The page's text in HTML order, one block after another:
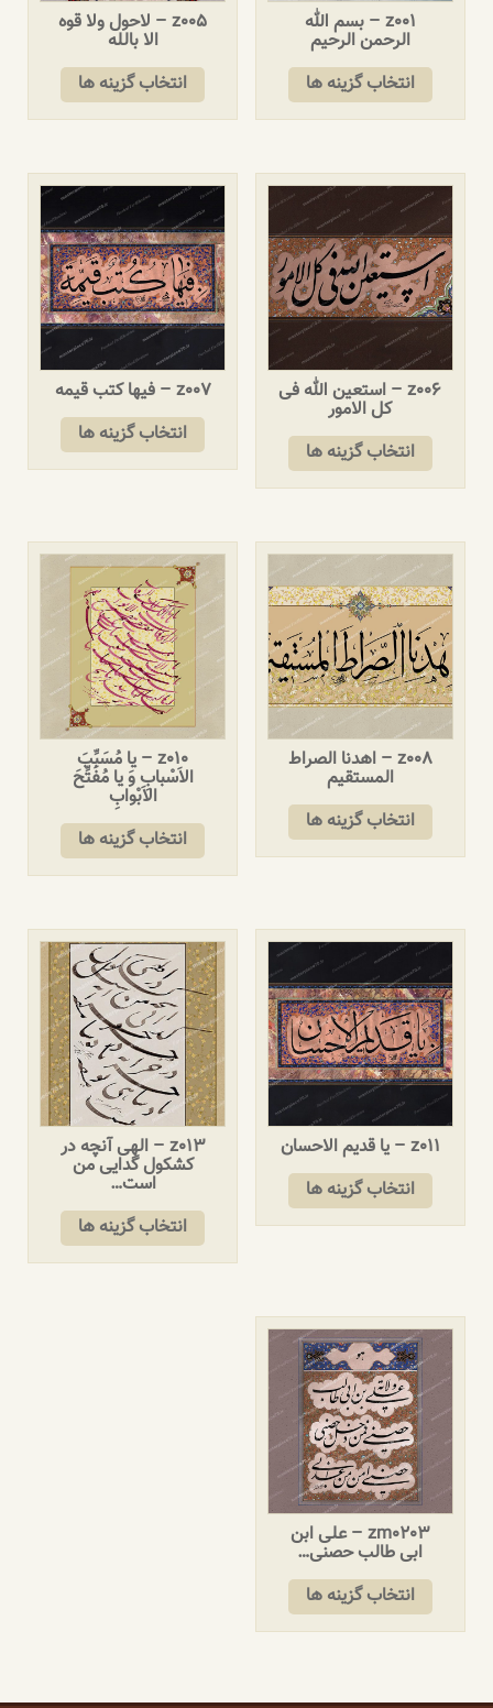
z001 – بسم الله
الرحمن الرحیم
انتخاب گزینه ها
z005 – لاحول ولا قوه
الا بالله
انتخاب گزینه ها
z006 – استعین الله فی
کل الامور
انتخاب گزینه ها
z007 – فیها کتب قیمه
انتخاب گزینه ها
z008 – اهدنا الصراط
المستقیم
انتخاب گزینه ها
z010 – يا مُسَبِّبَ
الاَسْبابِ وَ يا مُفَتِّحَ
الاَبْوابِ
انتخاب گزینه ها
z011 – یا قدیم الاحسان
انتخاب گزینه ها
z013 – الهی آنچه در
کشکول گدایی من
است…
انتخاب گزینه ها
zm0203 – علی ابن
ابی طالب حصنی…
انتخاب گزینه ها